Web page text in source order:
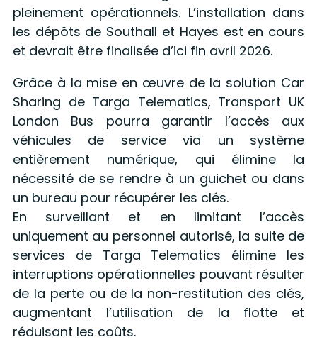
pleinement opérationnels. L’installation dans
les dépôts de Southall et Hayes est en cours
et devrait être finalisée d’ici fin avril 2026.
Grâce à la mise en œuvre de la solution Car
Sharing de Targa Telematics, Transport UK
London Bus pourra garantir l’accès aux
véhicules de service via un système
entièrement numérique, qui élimine la
nécessité de se rendre à un guichet ou dans
un bureau pour récupérer les clés.
En surveillant et en limitant l’accès
uniquement au personnel autorisé, la suite de
services de Targa Telematics élimine les
interruptions opérationnelles pouvant résulter
de la perte ou de la non-restitution des clés,
augmentant l’utilisation de la flotte et
réduisant les coûts.